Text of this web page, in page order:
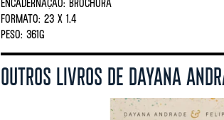
ENCADERNAÇÃO: BROCHURA
FORMATO: 23 X 1.4
PESO: 361G
OUTROS LIVROS DE DAYANA